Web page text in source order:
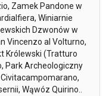
Zamek Pandone w
Winiarnie
Dzwonów w
Vincenzo al Volturno,
Królewski (Tratturo
Park Archeologiczny
Wąwóz Quirino..